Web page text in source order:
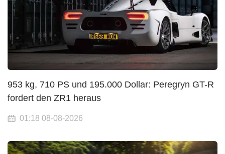
953 kg, 710 PS und 195.000 Dollar: Peregryn GT-R
fordert den ZR1 heraus
01:18 08-08-2026